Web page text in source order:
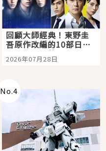
回顧大師經典！東野圭
吾原作改編的10部日本
影視作品推薦
2026年07月28日
No.4